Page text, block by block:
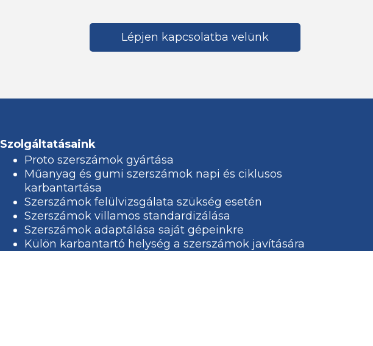
Lépjen kapcsolatba velünk
Szolgáltatásaink
Proto szerszámok gyártása
Műanyag és gumi szerszámok napi és ciklusos
karbantartása
Szerszámok felülvizsgálata szükség esetén
Szerszámok villamos standardizálása
Szerszámok adaptálása saját gépeinkre
Külön karbantartó helység a szerszámok javítására